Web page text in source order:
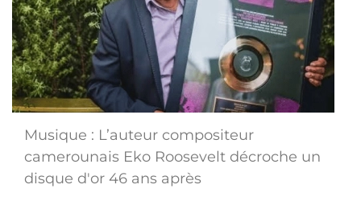
Musique : L’auteur compositeur
camerounais Eko Roosevelt décroche un
disque d'or 46 ans après